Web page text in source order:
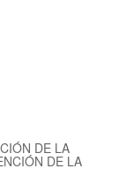
DE LA
DE LA